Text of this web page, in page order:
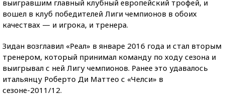
выигравшим главный клубный европейский трофей, и
вошел в клуб победителей Лиги чемпионов в обоих
качествах — и игрока, и тренера.
Зидан возглавил «Реал» в январе 2016 года и стал вторым
тренером, который принимал команду по ходу сезона и
выигрывал с ней Лигу чемпионов. Ранее это удавалось
итальянцу Роберто Ди Маттео с «Челси» в
сезоне-2011/12.